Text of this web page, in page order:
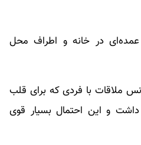
عمده‌ای در خانه و اطراف محل
ملاقات با فردی که برای قلب
و این احتمال بسیار قوی